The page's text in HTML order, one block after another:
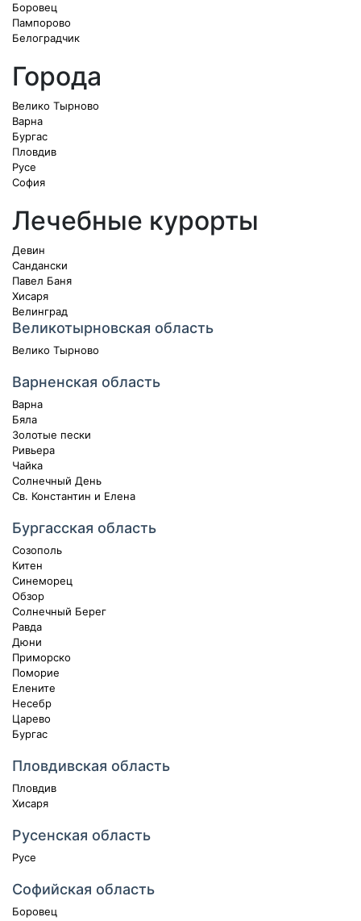
Боровец
Пампорово
Белоградчик
Города
Велико Тырново
Варна
Бургас
Пловдив
Русе
София
Лечебные курорты
Девин
Сандански
Павел Баня
Хисаря
Велинград
Великотырновская область
Велико Тырново
Варненская область
Варна
Бяла
Золотые пески
Ривьера
Чайка
Солнечный День
Св. Константин и Елена
Бургасская область
Созополь
Китен
Синеморец
Обзор
Солнечный Берег
Равда
Дюни
Приморско
Поморие
Елените
Несебр
Царево
Бургас
Пловдивская область
Пловдив
Хисаря
Русенская область
Русе
Софийская область
Боровец